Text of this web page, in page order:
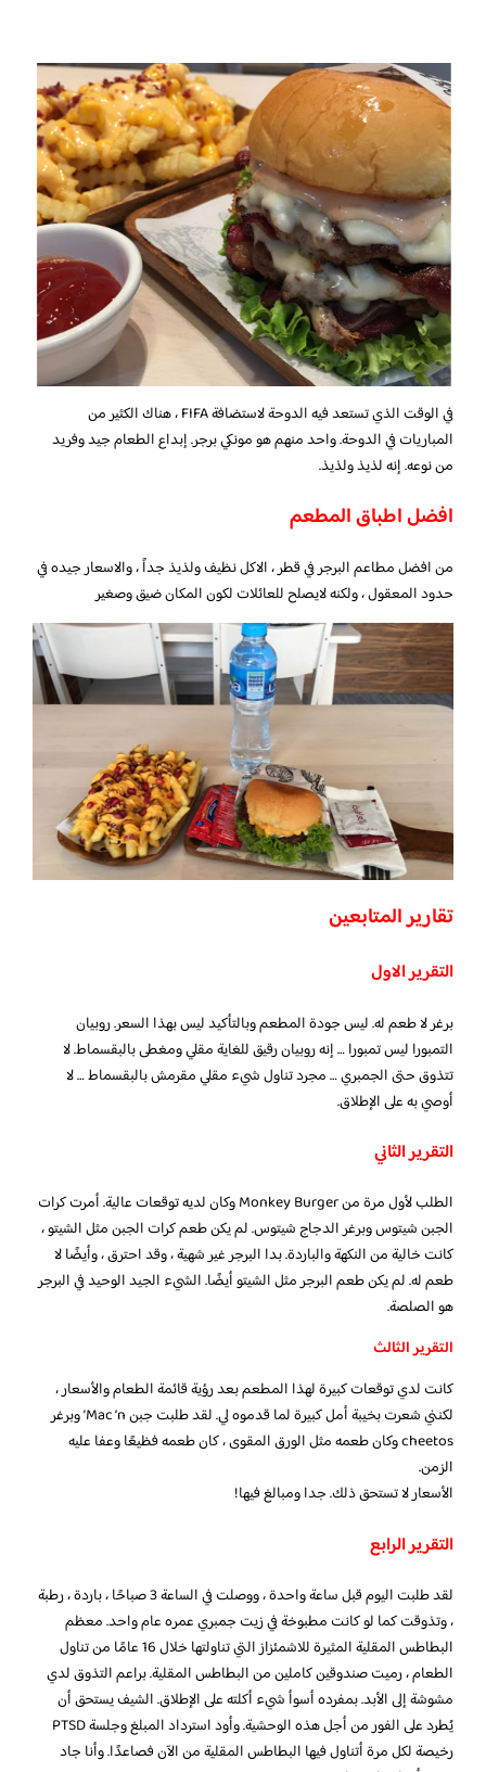
في الوقت الذي تستعد فيه الدوحة لاستضافة FIFA ، هناك الكثير من
المباريات في الدوحة. واحد منهم هو مونكي برجر. إبداع الطعام جيد وفريد ​​
من نوعه. إنه لذيذ ولذيذ.
افضل اطباق المطعم
من افضل مطاعم البرجر في قطر ، الاكل نظيف ولذيذ جداً ، والاسعار جيده في
حدود المعقول ، ولكنه لايصلح للعائلات لكون المكان ضيق وصغير
تقارير المتابعين
التقرير الاول
برغر لا طعم له. ليس جودة المطعم وبالتأكيد ليس بهذا السعر. روبيان
التمبورا ليس تمبورا … إنه روبيان رقيق للغاية مقلي ومغطى بالبقسماط. لا
تتذوق حتى الجمبري … مجرد تناول شيء مقلي مقرمش بالبقسماط … لا
أوصي به على الإطلاق.
التقرير الثاني
الطلب لأول مرة من Monkey Burger وكان لديه توقعات عالية. أمرت كرات
الجبن شيتوس وبرغر الدجاج شيتوس. لم يكن طعم كرات الجبن مثل الشيتو ،
كانت خالية من النكهة والباردة. بدا البرجر غير شهية ، وقد احترق ، وأيضًا لا
طعم له. لم يكن طعم البرجر مثل الشيتو أيضًا. الشيء الجيد الوحيد في البرجر
هو الصلصة.
التقرير الثالث
كانت لدي توقعات كبيرة لهذا المطعم بعد رؤية قائمة الطعام والأسعار ،
لكنني شعرت بخيبة أمل كبيرة لما قدموه لي. لقد طلبت جبن Mac ‘n’ وبرغر
cheetos وكان طعمه مثل الورق المقوى ، كان طعمه فظيعًا وعفا عليه
الزمن.
الأسعار لا تستحق ذلك. جدا ومبالغ فيها!
التقرير الرابع
لقد طلبت اليوم قبل ساعة واحدة ، ووصلت في الساعة 3 صباحًا ، باردة ، رطبة
، وتذوقت كما لو كانت مطبوخة في زيت جمبري عمره عام واحد. معظم
البطاطس المقلية المثيرة للاشمئزاز التي تناولتها خلال 16 عامًا من تناول
الطعام ، رميت صندوقين كاملين من البطاطس المقلية. براعم التذوق لدي
مشوشة إلى الأبد. بمفرده أسوأ شيء أكلته على الإطلاق. الشيف يستحق أن
يُطرد على الفور من أجل هذه الوحشية. وأود استرداد المبلغ وجلسة PTSD
رخيصة لكل مرة أتناول فيها البطاطس المقلية من الآن فصاعدًا. وأنا جاد